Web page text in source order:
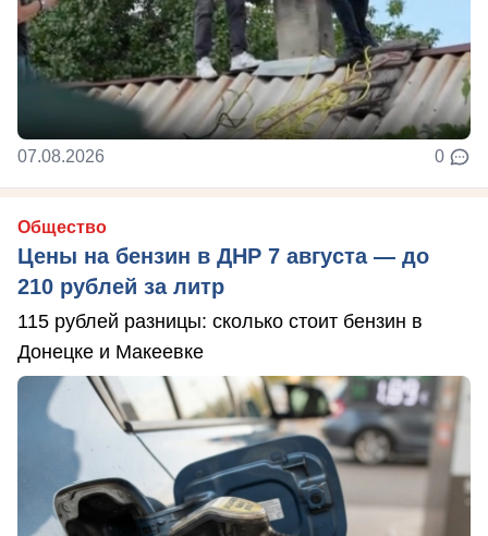
07.08.2026 0
Общество
Цены на бензин в ДНР 7 августа — до
210 рублей за литр
115 рублей разницы: сколько стоит бензин в
Донецке и Макеевке